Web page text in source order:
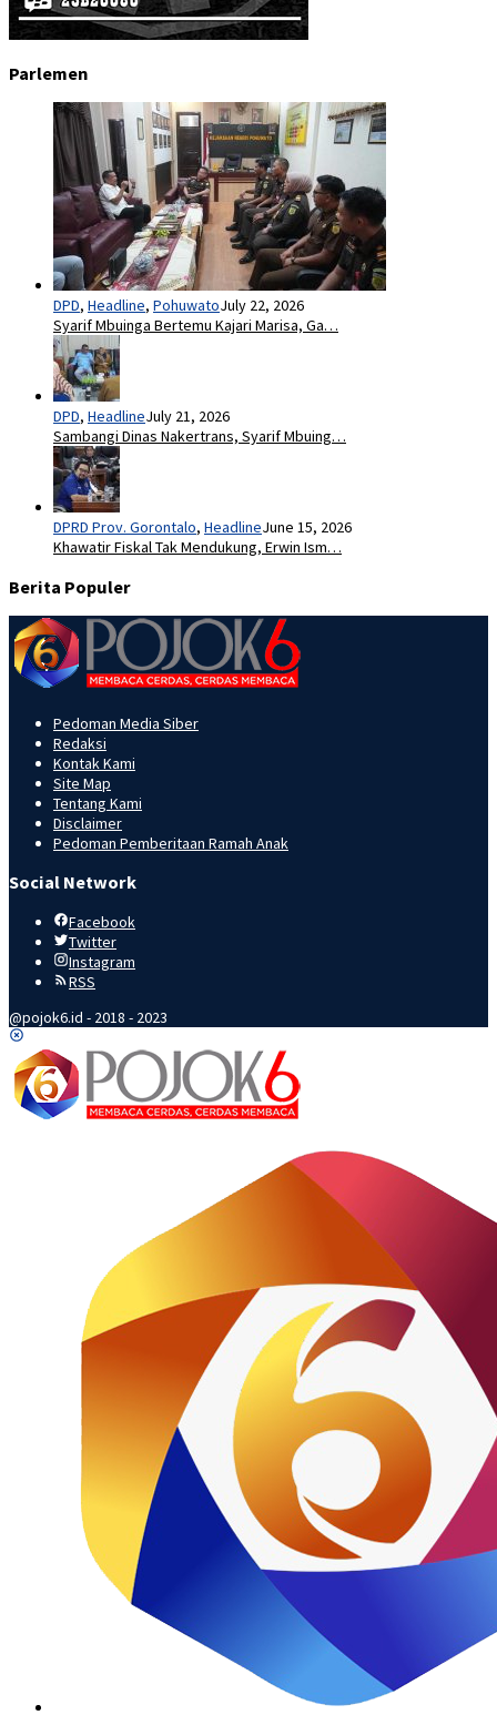
Parlemen
DPD, Headline, PohuwatoJuly 22, 2026
Syarif Mbuinga Bertemu Kajari Marisa, Ga…
DPD, HeadlineJuly 21, 2026
Sambangi Dinas Nakertrans, Syarif Mbuing…
DPRD Prov. Gorontalo, HeadlineJune 15, 2026
Khawatir Fiskal Tak Mendukung, Erwin Ism…
Berita Populer
Pedoman Media Siber
Redaksi
Kontak Kami
Site Map
Tentang Kami
Disclaimer
Pedoman Pemberitaan Ramah Anak
Social Network
Facebook
Twitter
Instagram
RSS
@pojok6.id - 2018 - 2023